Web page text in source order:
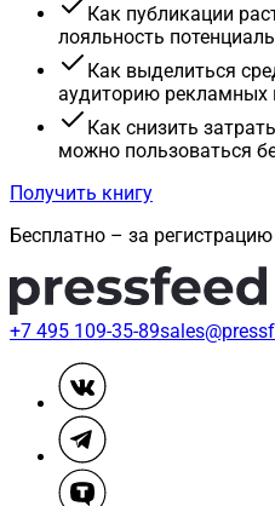
Как публикации
лояльность
Как выделиться
аудиторию рекламных
Как снизить
можно пользоваться
Получить книгу
Бесплатно – за
+7 495 109-35-89